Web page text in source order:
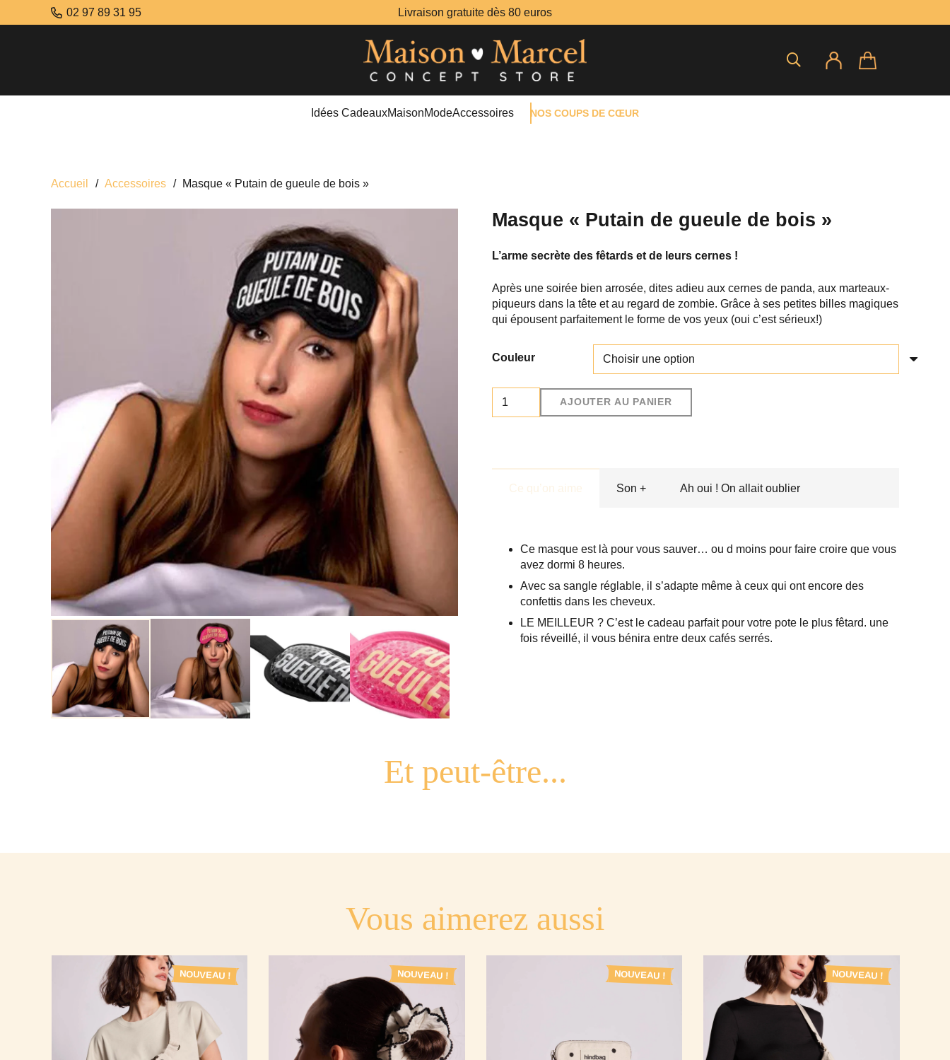
02 97 89 31 95 Livraison gratuite dès 80 euros
Idées CadeauxMaisonModeAccessoires NOS COUPS DE CŒUR
Accueil / Accessoires / Masque « Putain de gueule de bois »
Masque « Putain de gueule de bois »
L’arme secrète des fêtards et de leurs cernes !
Après une soirée bien arrosée, dites adieu aux cernes de panda, aux marteaux-
piqueurs dans la tête et au regard de zombie. Grâce à ses petites billes magiques
qui épousent parfaitement le forme de vos yeux (oui c’est sérieux!)
Couleur
de
gueule
AJOUTER AU PANIER
Ce qu’on aime Son + Ah oui ! On allait oublier
Ce masque est là pour vous sauver… ou d moins pour faire croire que vous
avez dormi 8 heures.
Avec sa sangle réglable, il s’adapte même à ceux qui ont encore des
confettis dans les cheveux.
LE MEILLEUR ? C’est le cadeau parfait pour votre pote le plus fêtard. une
fois réveillé, il vous bénira entre deux cafés serrés.
Vous aimerez aussi
NOUVEAU ! NOUVEAU ! NOUVEAU ! NOUVEAU !